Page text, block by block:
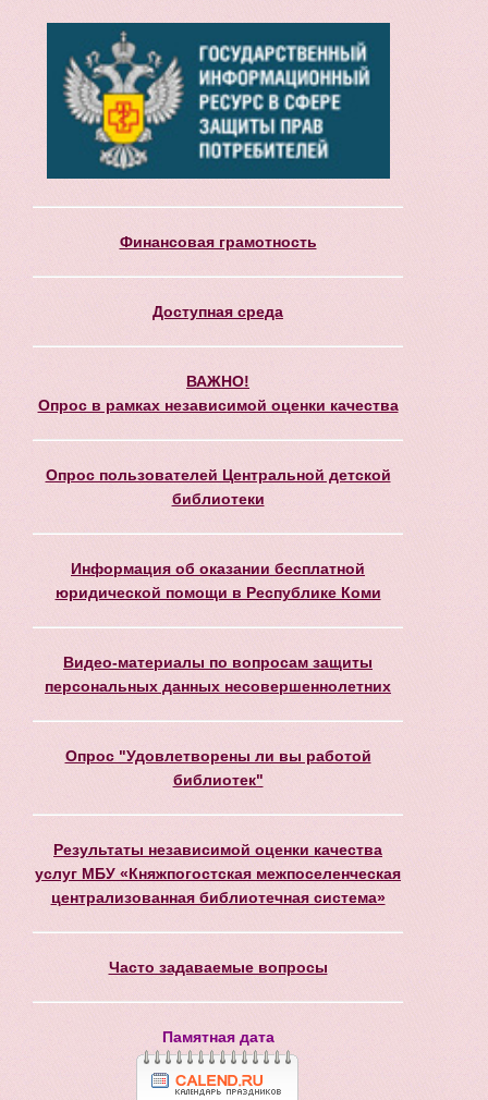
Финансовая грамотность
Доступная среда
ВАЖНО!
Опрос в рамках независимой оценки качества
Опрос пользователей Центральной детской
библиотеки
Информация об оказании бесплатной
юридической помощи в Республике Коми
Видео-материалы по вопросам защиты
персональных данных несовершеннолетних
Опрос "Удовлетворены ли вы работой
библиотек"
Результаты независимой оценки качества
услуг МБУ «Княжпогостская межпоселенческая
централизованная библиотечная система»
Часто задаваемые вопросы
Памятная дата